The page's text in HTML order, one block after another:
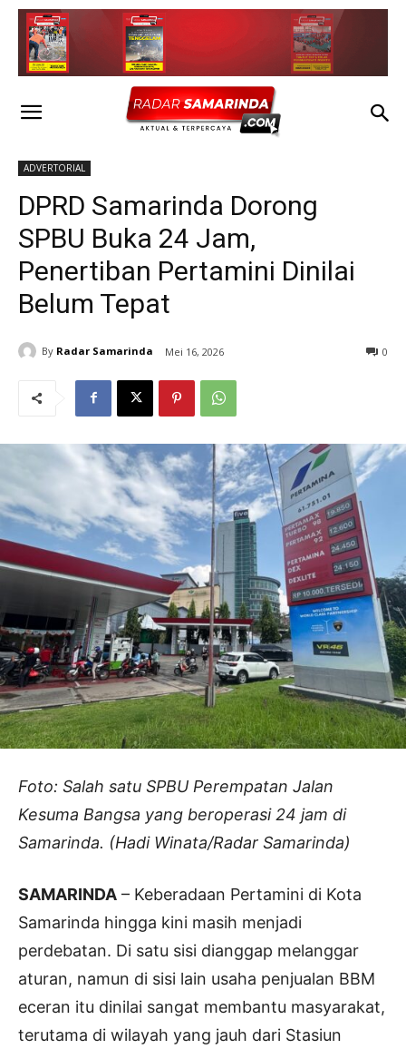
ADVERTORIAL
DPRD Samarinda Dorong
SPBU Buka 24 Jam,
Penertiban Pertamini Dinilai
Belum Tepat
By Radar Samarinda Mei 16, 2026 0
Foto: Salah satu SPBU Perempatan Jalan
Kesuma Bangsa yang beroperasi 24 jam di
Samarinda. (Hadi Winata/Radar Samarinda)
SAMARINDA – Keberadaan Pertamini di Kota
Samarinda hingga kini masih menjadi
perdebatan. Di satu sisi dianggap melanggar
aturan, namun di sisi lain usaha penjualan BBM
eceran itu dinilai sangat membantu masyarakat,
terutama di wilayah yang jauh dari Stasiun